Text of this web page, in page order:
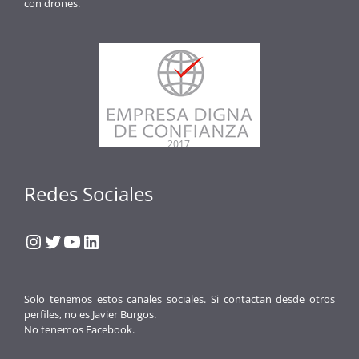
Redes Sociales
Instagram
Twitter
YouTube
LinkedIn
Solo tenemos estos canales sociales. Si contactan desde otros
perfiles, no es Javier Burgos.
No tenemos Facebook.